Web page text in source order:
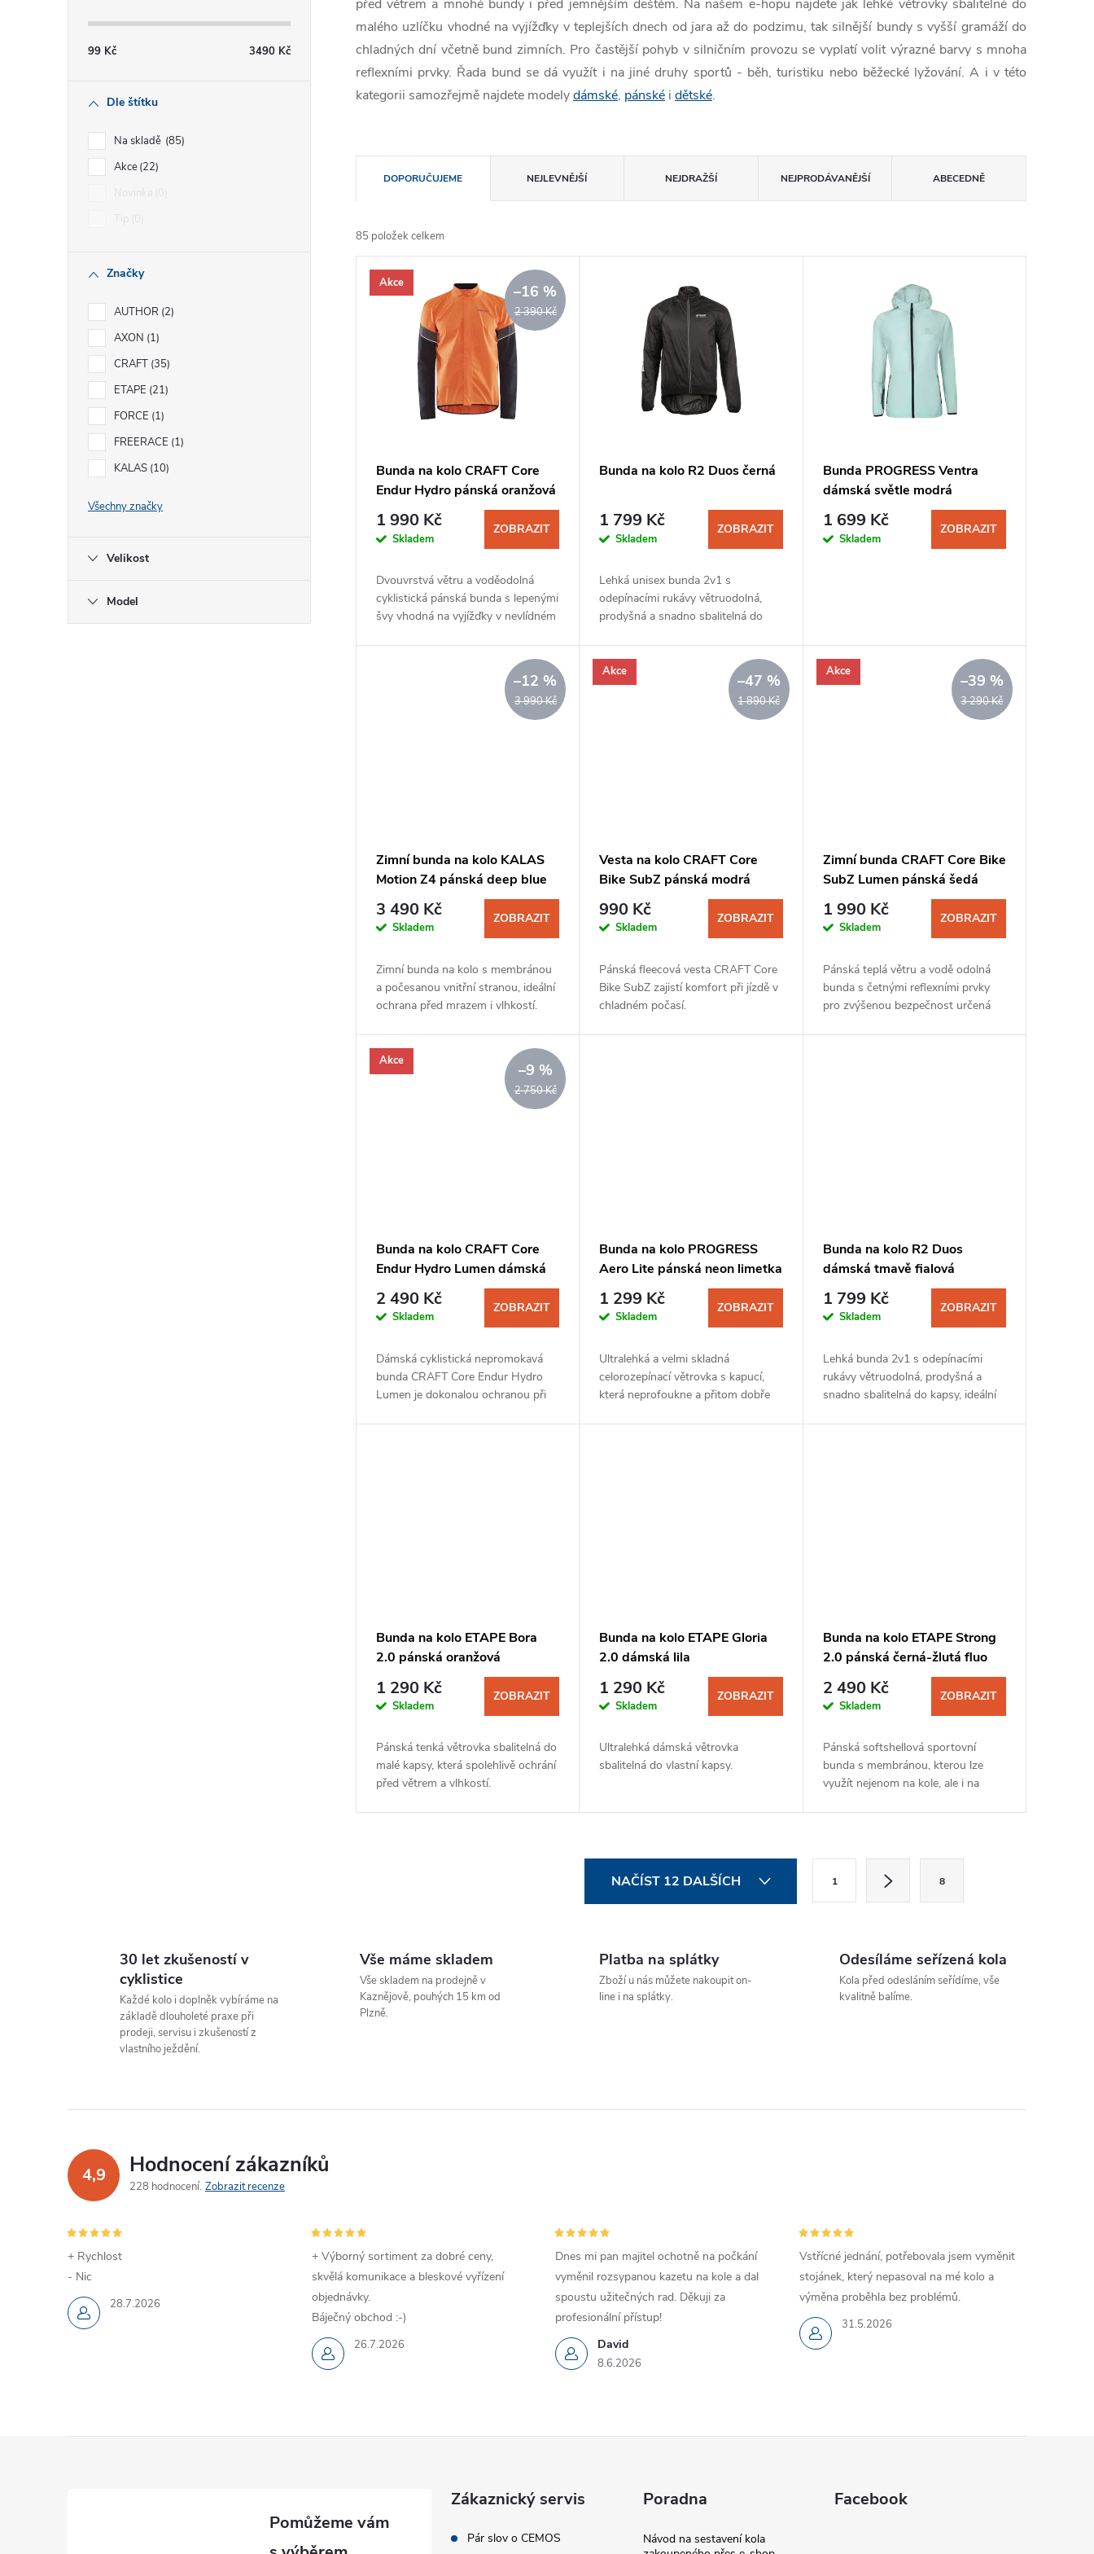
99 Kč 3490 Kč
Dle štítku
Na skladě 85
Akce 22
Značky
AUTHOR 2
AXON 1
CRAFT 35
ETAPE 21
FORCE 1
FREERACE 1
KALAS 10
Všechny značky
Velikost
Model
před větrem a mnohé bundy i před jemnějším deštěm. Na našem e-hopu najdete jak lehké větrovky sbalitelné do
malého uzlíčku vhodné na vyjížďky v teplejších dnech od jara až do podzimu, tak silnější bundy s vyšší gramáží do
chladných dní včetně bund zimních. Pro častější pohyb v silničním provozu se vyplatí volit výrazné barvy s mnoha
reflexními prvky. Řada bund se dá využít i na jiné druhy sportů - běh, turistiku nebo běžecké lyžování. A i v této
kategorii samozřejmě najdete modelydámské, pánské i dětské.
a
z
e
DOPORUČUJEME NEJLEVNĚJŠÍ NEJDRAŽŠÍ NEJPRODÁVANĚJŠÍ ABECEDNĚ
85 položek celkem
V
u
Akce
2 390 Kč
–16 %
Bunda na kolo CRAFT Core
Endur Hydro pánská oranžová
1 990 Kč
Skladem
ZOBRAZIT
Dvouvrstvá větru a voděodolná
cyklistická pánská bunda s lepenými
švy vhodná na vyjížďky v nevlídném
Bunda na kolo R2 Duos černá
1 799 Kč
Skladem
ZOBRAZIT
Lehká unisex bunda 2v1 s
odepínacími rukávy větruodolná,
prodyšná a snadno sbalitelná do
Bunda PROGRESS Ventra
dámská světle modrá
1 699 Kč
Skladem
ZOBRAZIT
3 990 Kč
–12 %
Zimní bunda na kolo KALAS
Motion Z4 pánská deep blue
3 490 Kč
Skladem
ZOBRAZIT
Zimní bunda na kolo s membránou
a počesanou vnitřní stranou, ideální
ochrana před mrazem i vlhkostí.
Akce
1 890 Kč
–47 %
Vesta na kolo CRAFT Core
Bike SubZ pánská modrá
990 Kč
Skladem
ZOBRAZIT
Pánská fleecová vesta CRAFT Core
Bike SubZ zajistí komfort při jízdě v
chladném počasí.
Akce
3 290 Kč
–39 %
Zimní bunda CRAFT Core Bike
SubZ Lumen pánská šedá
1 990 Kč
Skladem
ZOBRAZIT
Pánská teplá větru a vodě odolná
bunda s četnými reflexními prvky
pro zvýšenou bezpečnost určená
Akce
2 750 Kč
–9 %
Bunda na kolo CRAFT Core
Endur Hydro Lumen dámská
oranžová
2 490 Kč
Skladem
ZOBRAZIT
Dámská cyklistická nepromokavá
bunda CRAFT Core Endur Hydro
Lumen je dokonalou ochranou při
Bunda na kolo PROGRESS
Aero Lite pánská neon limetka
1 299 Kč
Skladem
ZOBRAZIT
Ultralehká a velmi skladná
celorozepínací větrovka s kapucí,
která neprofoukne a přitom dobře
Bunda na kolo R2 Duos
dámská tmavě fialová
1 799 Kč
Skladem
ZOBRAZIT
Lehká bunda 2v1 s odepínacími
rukávy větruodolná, prodyšná a
snadno sbalitelná do kapsy, ideální
Bunda na kolo ETAPE Bora
2.0 pánská oranžová
1 290 Kč
Skladem
ZOBRAZIT
Pánská tenká větrovka sbalitelná do
malé kapsy, která spolehlivě ochrání
před větrem a vlhkostí.
Bunda na kolo ETAPE Gloria
2.0 dámská lila
1 290 Kč
Skladem
ZOBRAZIT
Ultralehká dámská větrovka
sbalitelná do vlastní kapsy.
Bunda na kolo ETAPE Strong
2.0 pánská černá-žlutá fluo
2 490 Kč
Skladem
ZOBRAZIT
Pánská softshellová sportovní
bunda s membránou, kterou lze
využít nejenom na kole, ale i na
á
d
í
k
y
v
ý
s
NAČÍST 12 DALŠÍCH
n
1 8
30 let zkušeností v
cyklistice
Každé kolo i doplněk vybíráme na
základě dlouholeté praxe při
prodeji, servisu i zkušeností z
vlastního ježdění.
Vše máme skladem
Vše skladem na prodejně v
Kaznějově, pouhých 15 km od
Plzně.
Platba na splátky
Zboží u nás můžete nakoupit on-
line i na splátky.
Odesíláme seřízená kola
Kola před odesláním seřídíme, vše
kvalitně balíme.
4,9 Hodnocení zákazníků
228 hodnocení Zobrazit recenze
28.7.2026
+ Rychlost
- Nic
26.7.2026
+ Výborný sortiment za dobré ceny,
skvělá komunikace a bleskové vyřízení
objednávky.
Báječný obchod :-)
David
8.6.2026
Dnes mi pan majitel ochotně na počkání
vyměnil rozsypanou kazetu na kole a dal
spoustu užitečných rad. Děkuji za
profesionální přístup!
31.5.2026
Vstřícné jednání, potřebovala jsem vyměnit
stojánek, který nepasoval na mé kolo a
výměna proběhla bez problémů.
Zákaznický servis
Pár slov o CEMOS
Poradna
Návod na sestavení kola
Facebook